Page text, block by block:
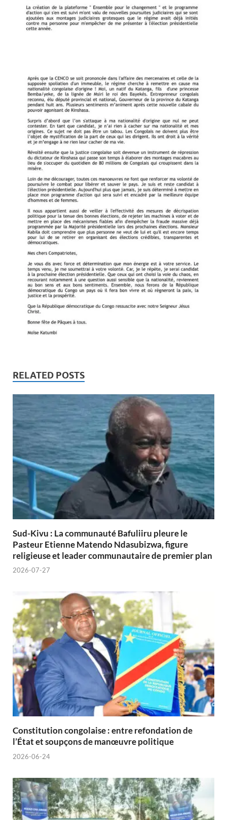
RELATED POSTS
Sud-Kivu : La communauté Bafuliiru pleure le
Pasteur Etienne Matendo Ndasubizwa, figure
religieuse et leader communautaire de premier plan
2026-07-27
Constitution congolaise : entre refondation de
l’État et soupçons de manœuvre politique
2026-06-24